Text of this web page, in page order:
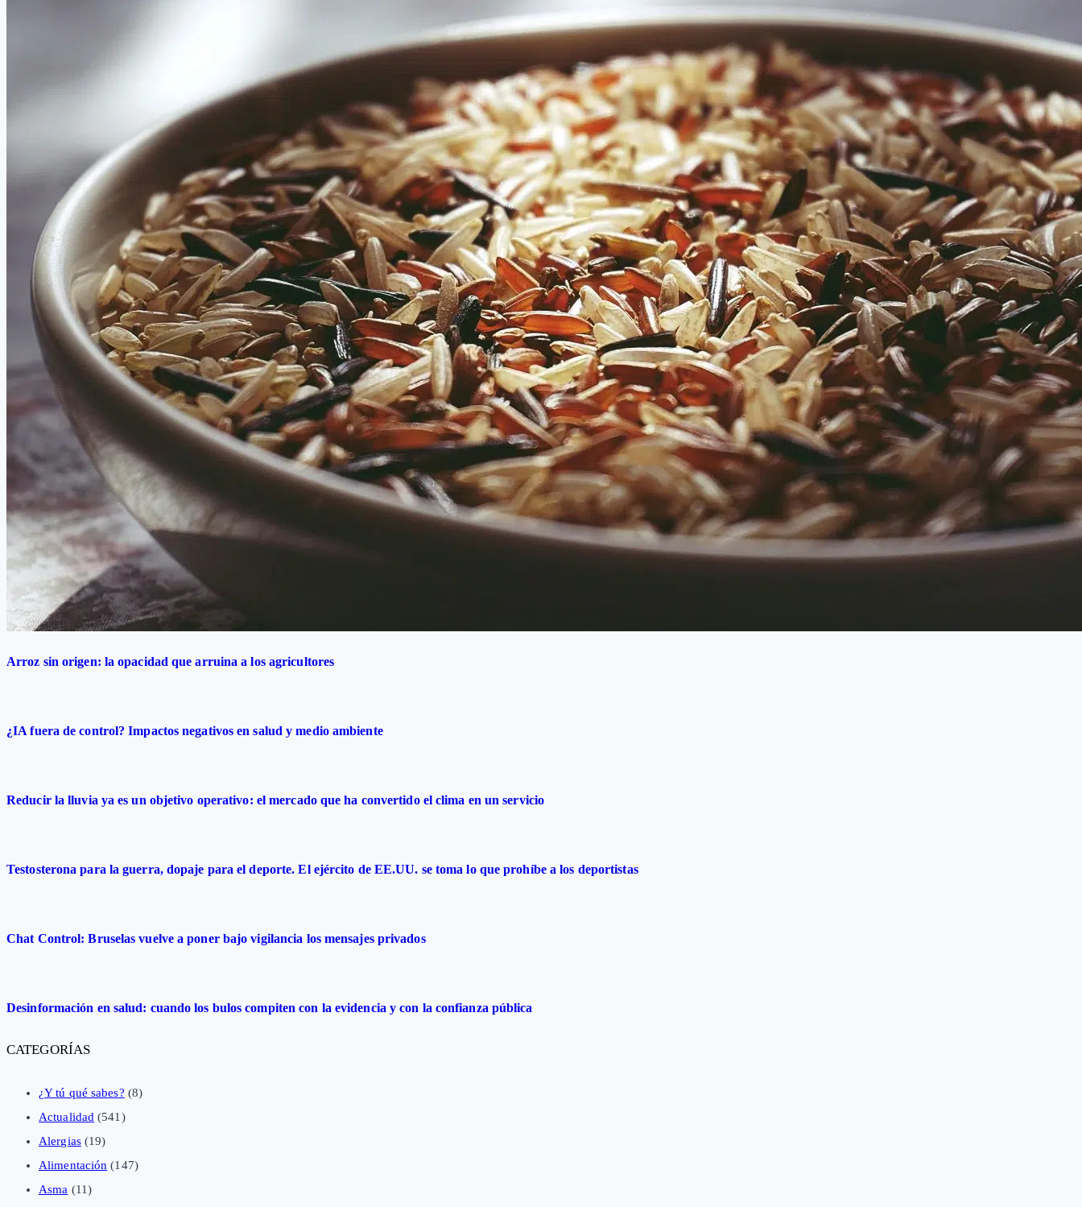
Arroz sin origen: la opacidad que arruina a los agricultores
¿IA fuera de control? Impactos negativos en salud y medio ambiente
Reducir la lluvia ya es un objetivo operativo: el mercado que ha convertido el clima en un servicio
Testosterona para la guerra, dopaje para el deporte. El ejército de EE.UU. se toma lo que prohíbe a los deportistas
Chat Control: Bruselas vuelve a poner bajo vigilancia los mensajes privados
Desinformación en salud: cuando los bulos compiten con la evidencia y con la confianza pública
CATEGORÍAS
¿Y tú qué sabes? (8)
Actualidad (541)
Alergias(19)
Alimentación (147)
Asma (11)